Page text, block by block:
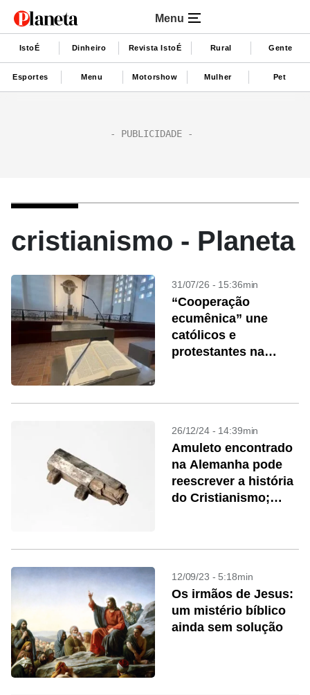
Menu
IstoÉ Dinheiro Revista IstoÉ Rural Gente
Esportes Menu Motorshow Mulher Pet
cristianismo - Planeta
31/07/26 - 15:36min
“Cooperação
ecumênica” une
católicos e
protestantes na
26/12/24 - 14:39min
Amuleto encontrado
na Alemanha pode
reescrever a história
do Cristianismo;
12/09/23 - 5:18min
Os irmãos de Jesus:
um mistério bíblico
ainda sem solução